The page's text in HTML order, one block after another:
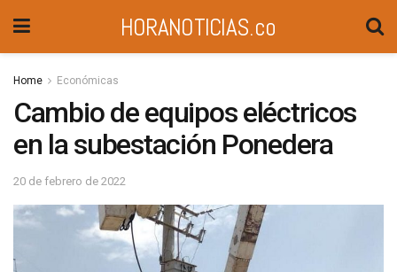
HORANOTICIAS.co
Home Económicas
Cambio de equipos eléctricos
en la subestación Ponedera
20 de febrero de 2022